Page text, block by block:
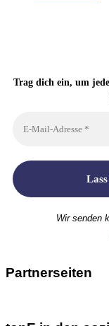
Trag dich ein, um
Wir senden
Partnerseiten